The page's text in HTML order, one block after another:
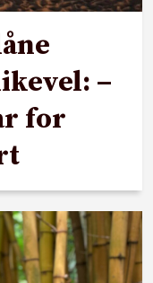
–
for